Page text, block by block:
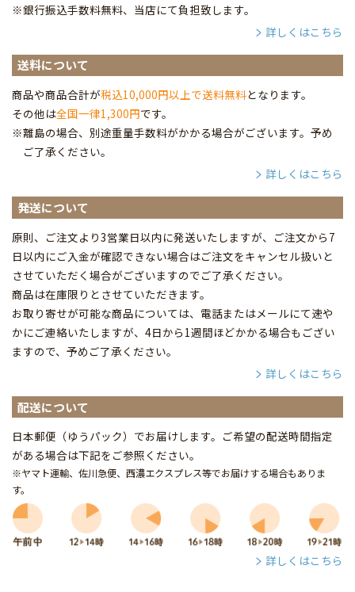
※銀行振込手数料無料、当店にて負担致します。
詳しくはこちら
送料について
商品や商品合計が税込10,000円以上で送料無料となります。
その他は全国一律1,300円です。
※離島の場合、別途重量手数料がかかる場合がございます。予め
ご了承ください。
詳しくはこちら
発送について
原則、ご注文より3営業日以内に発送いたしますが、ご注文から7
日以内にご入金が確認できない場合はご注文をキャンセル扱いと
させていただく場合がございますのでご了承ください。
商品は在庫限りとさせていただきます。
お取り寄せが可能な商品については、電話またはメールにて速や
かにご連絡いたしますが、4日から1週間ほどかかる場合もござい
ますので、予めご了承ください。
詳しくはこちら
配送について
日本郵便（ゆうパック）でお届けします。ご希望の配送時間指定
がある場合は下記をご参照ください。
※ヤマト運輸、佐川急便、西濃エクスプレス等でお届けする場合もありま
す。
詳しくはこちら